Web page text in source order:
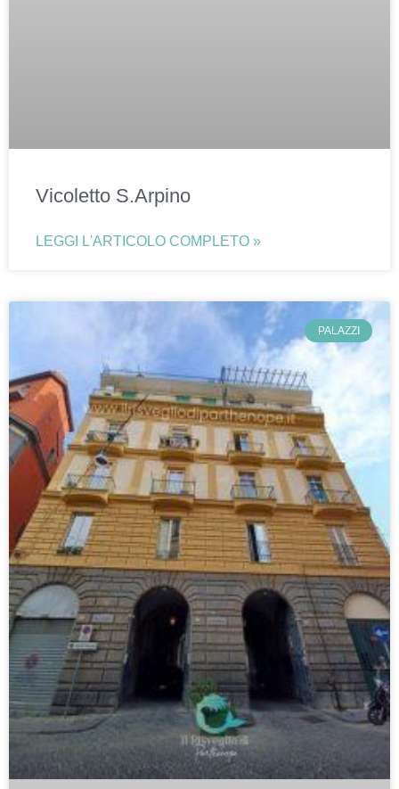
Vicoletto S.Arpino
LEGGI L'ARTICOLO COMPLETO »
PALAZZI